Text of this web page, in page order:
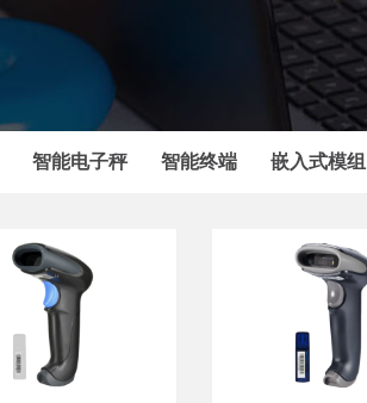
智能电子秤 智能终端 嵌入式模组